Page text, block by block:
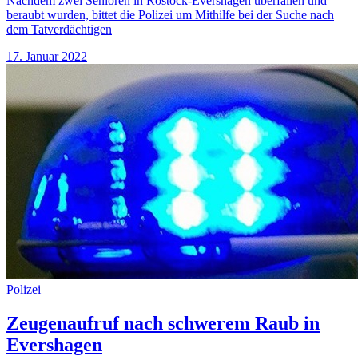
beraubt wurden, bittet die Polizei um Mithilfe bei der Suche nach
dem Tatverdächtigen
17. Januar 2022
Polizei
Zeugenaufruf nach schwerem Raub in
Evershagen